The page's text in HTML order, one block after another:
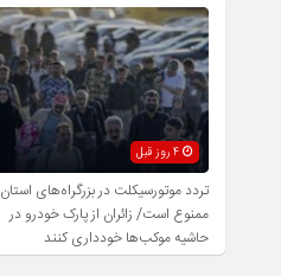
4 روز قبل
تردد موتورسیکلت در بزرگراه‌های استان
ممنوع است/ زائران از پارک خودرو در
حاشیه موکب‌ها خودداری کنند